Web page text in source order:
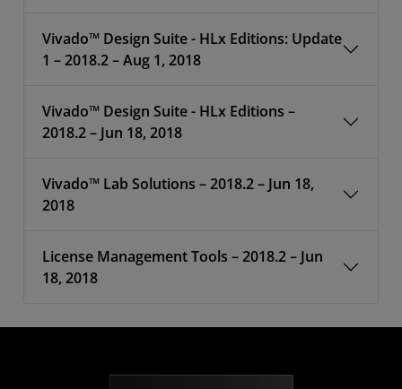
Vivado™ Design Suite - HLx Editions: Update
1 – 2018.2 – Aug 1, 2018
Vivado™ Design Suite - HLx Editions –
2018.2 – Jun 18, 2018
Vivado™ Lab Solutions – 2018.2 – Jun 18,
2018
License Management Tools – 2018.2 – Jun
18, 2018